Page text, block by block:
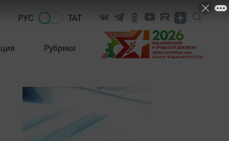
РУС ТАТ
Рубрики